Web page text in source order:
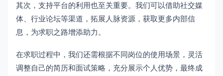
其次，支持平台的利用也至关重要。我们可以借助社交媒
体、行业论坛等渠道，拓展人脉资源，获取更多内部信
息，为求职之路增添助力。
在求职过程中，我们还需根据不同岗位的使用场景，灵活
调整自己的简历和面试策略，充分展示个人优势，最终成